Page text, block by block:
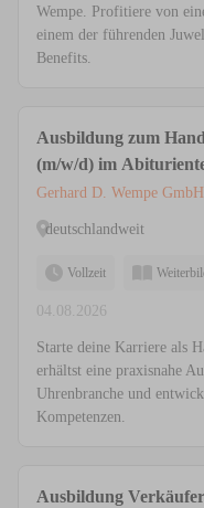
Wempe. Profitiere von
einem der führenden
Benefits.
Ausbildung zum
(m/w/d) im
Gerhard D. Wempe
deutschlandweit
Vollzeit
04.08.2026
Starte deine Karriere als
erhältst eine praxisnahe
Uhrenbranche und
Kompetenzen.
Ausbildung